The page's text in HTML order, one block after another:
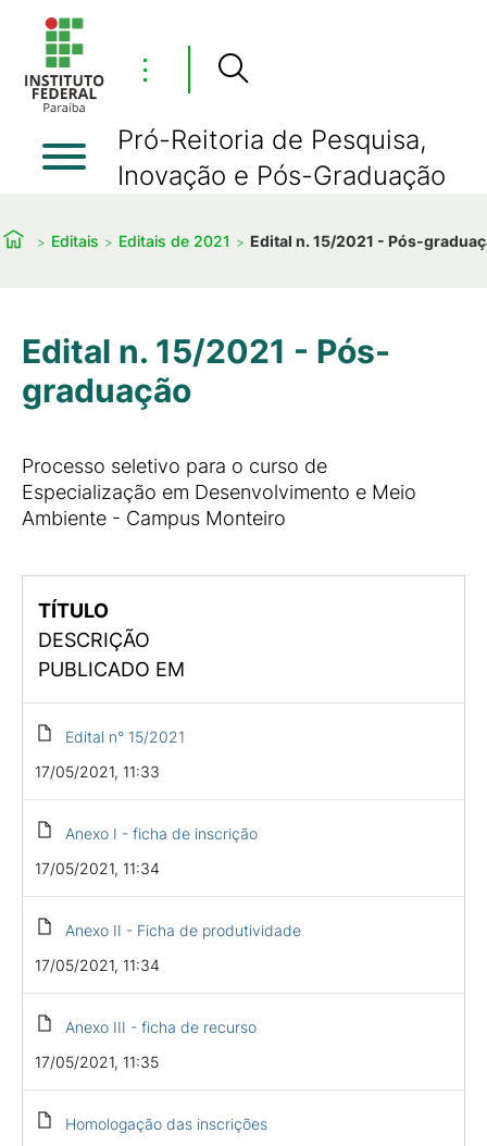
⋮
Pró-Reitoria de Pesquisa,
Inovação e Pós-Graduação
Editais Editais de 2021 Edital n. 15/2021 - Pós-
Edital n. 15/2021 - Pós-
graduação
Processo seletivo para o curso de
Especialização em Desenvolvimento e Meio
Ambiente - Campus Monteiro
TÍTULO
DESCRIÇÃO
PUBLICADO EM
Edital n° 15/2021
17/05/2021, 11:33
Anexo I - ficha de inscrição
17/05/2021, 11:34
Anexo II - Ficha de produtividade
17/05/2021, 11:34
Anexo III - ficha de recurso
17/05/2021, 11:35
Homologação das inscrições